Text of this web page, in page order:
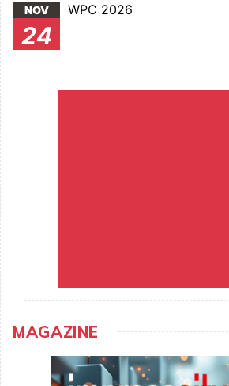
NOV
24
WPC 2026
MAGAZINE